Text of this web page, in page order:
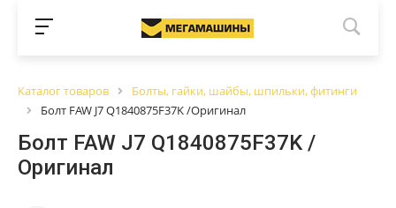
Каталог товаров
Болты, гайки, шайбы, шпильки, фитинги
Болт FAW J7 Q1840875F37K /Оригинал
Болт FAW J7 Q1840875F37K /
Оригинал